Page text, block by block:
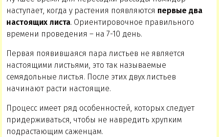
наступает, когда у растения появляются первые два
настоящих листа. Ориентировочное правильного
времени проведения – на 7-10 день.
Первая появившаяся пара листьев не является
настоящими листьями, это так называемые
семядольные листья. После этих двух листьев
начинают расти настоящие.
Процесс имеет ряд особенностей, которых следует
придерживаться, чтобы не навредить хрупким
подрастающим саженцам.